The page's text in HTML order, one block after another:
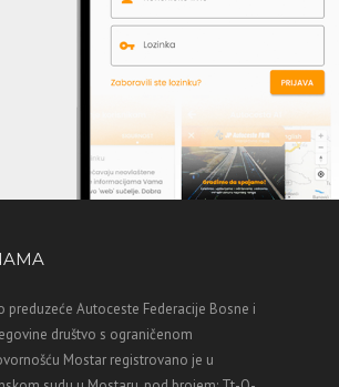
preduzeće Autoceste Federacije Bosne i
društvo s ograničenom
Mostar registrovano je u